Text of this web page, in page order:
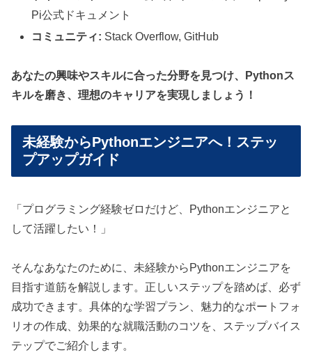
Pi公式ドキュメント
コミュニティ: Stack Overflow, GitHub
あなたの興味やスキルに合った分野を見つけ、Pythonス
キルを磨き、理想のキャリアを実現しましょう！
未経験からPythonエンジニアへ！ステッ
プアップガイド
「プログラミング経験ゼロだけど、Pythonエンジニアと
して活躍したい！」
そんなあなたのために、未経験からPythonエンジニアを
目指す道筋を解説します。正しいステップを踏めば、必ず
成功できます。具体的な学習プラン、魅力的なポートフォ
リオの作成、効果的な就職活動のコツを、ステップバイス
テップでご紹介します。